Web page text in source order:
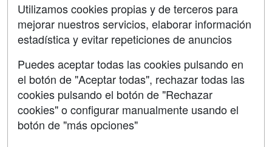
Grupo formazion:
Utilizamos cookies propias y de terceros para
mejorar nuestros servicios, elaborar información
estadística y evitar repeticiones de anuncios
Puedes aceptar todas las cookies pulsando en
el botón de "Aceptar todas", rechazar todas las
cookies pulsando el botón de "Rechazar
cookies" o configurar manualmente usando el
botón de "más opciones"